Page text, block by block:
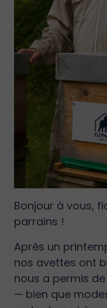
Bonjour à vous,
parrains !
Après un
nos avettes ont
nous a permis
— bien que